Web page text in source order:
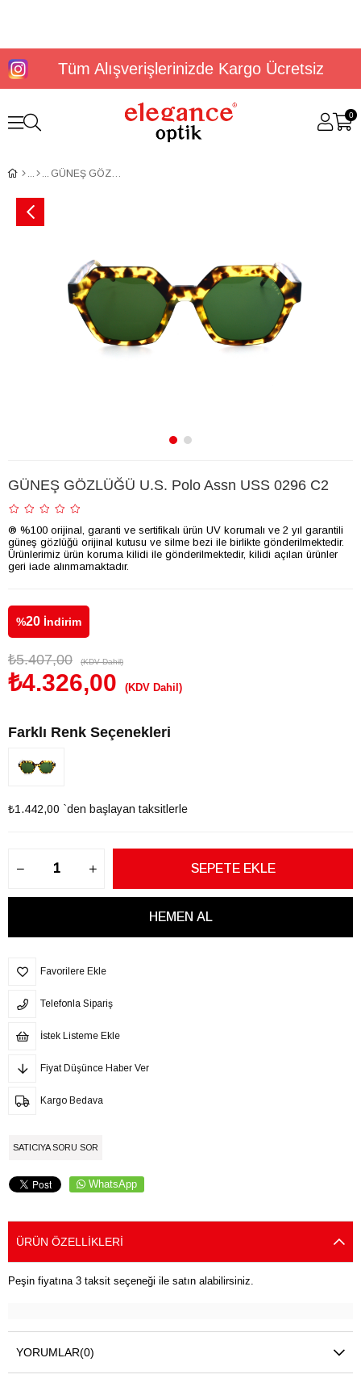
Tüm Alışverişlerinizde Kargo Ücretsiz
0
GÜNEŞ GÖZLÜĞÜ U.S. Polo Assn USS 0296 C2
GÜNEŞ GÖZLÜĞÜ U.S. Polo Assn USS 0296 C2
® %100 orijinal, garanti ve sertifikalı ürün UV korumalı ve 2 yıl garantili
güneş gözlüğü orijinal kutusu ve silme bezi ile birlikte gönderilmektedir.
Ürünlerimiz ürün koruma kilidi ile gönderilmektedir, kilidi açılan ürünler
geri iade alınmamaktadır.
%20 İndirim
₺5.407,00 (KDV Dahil)
₺4.326,00 (KDV Dahil)
Farklı Renk Seçenekleri
₺1.442,00 `den başlayan taksitlerle
Favorilere Ekle
Telefonla Sipariş
İstek Listeme Ekle
Fiyat Düşünce Haber Ver
Kargo Bedava
SATICIYA SORU SOR
WhatsApp
ÜRÜN ÖZELLIKLERI
Peşin fiyatına 3 taksit seçeneği ile satın alabilirsiniz.
YORUMLAR(0)